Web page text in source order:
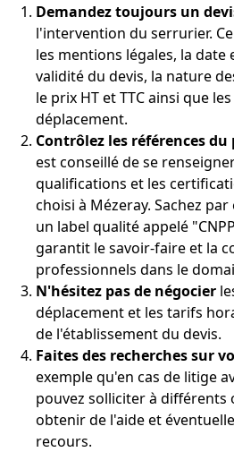
Demandez toujours un
l'intervention du serrurier.
les mentions légales, la date
validité du devis, la nature
le prix HT et TTC ainsi que
déplacement.
Contrôlez les références
est conseillé de se
qualifications et les
choisi à Mézeray. Sachez
un label qualité appelé
garantit le savoir-faire et la
professionnels dans le
N'hésitez pas de négocier
déplacement et les tarifs
de l'établissement du devis.
Faites des recherches sur
exemple qu'en cas de litige
pouvez solliciter à différents
obtenir de l'aide et
recours.